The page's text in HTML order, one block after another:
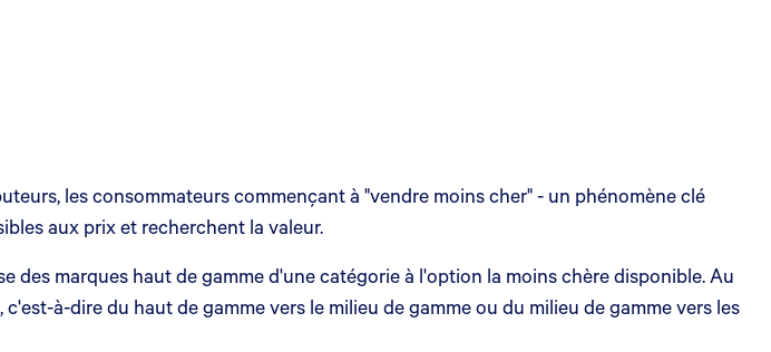
les consommateurs commençant à "vendre moins cher" - un phénomène clé
aux prix et recherchent la valeur.
marques haut de gamme d'une catégorie à l'option la moins chère disponible. Au
à-dire du haut de gamme vers le milieu de gamme ou du milieu de gamme vers les